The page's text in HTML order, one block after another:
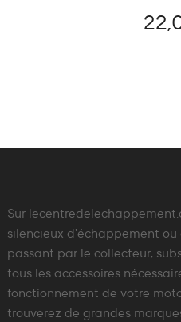
Sur
silencieux d'échappement
passant par le collecteur,
tous les accessoires
fonctionnement de votre
trouverez de grandes